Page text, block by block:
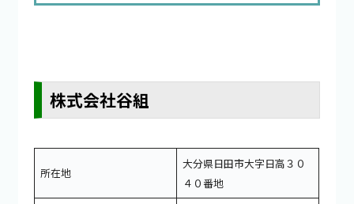
株式会社谷組
所在地
大分県日田市大字日高３０
４０番地